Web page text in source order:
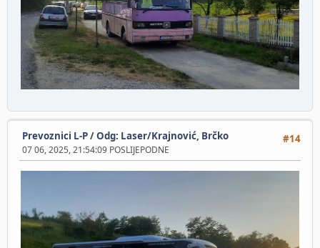
#14
Prevoznici L-P/Odg: Laser/Krajnović, Brčko
07 06, 2025, 21:54:09 POSLIJEPODNE